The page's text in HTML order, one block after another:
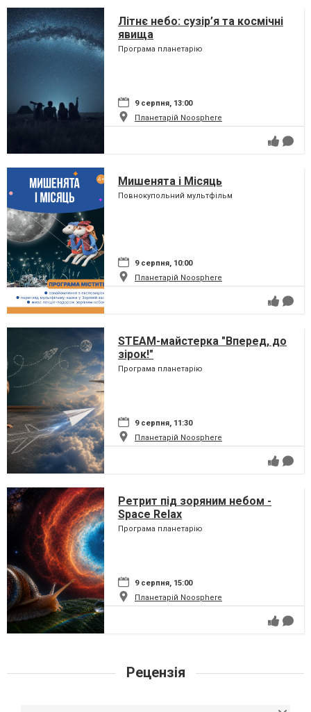
Літнє небо: сузір’я та космічні
явища
Програма планетарію
9 серпня, 13:00
Планетарій Noosphere
Мишенята і Місяць
Повнокупольний мультфільм
9 серпня, 10:00
Планетарій Noosphere
STEAM-майстерка "Вперед, до
зірок!"
Програма планетарію
9 серпня, 11:30
Планетарій Noosphere
Ретрит під зоряним небом -
Space Relax
Програма планетарію
9 серпня, 15:00
Планетарій Noosphere
Рецензія